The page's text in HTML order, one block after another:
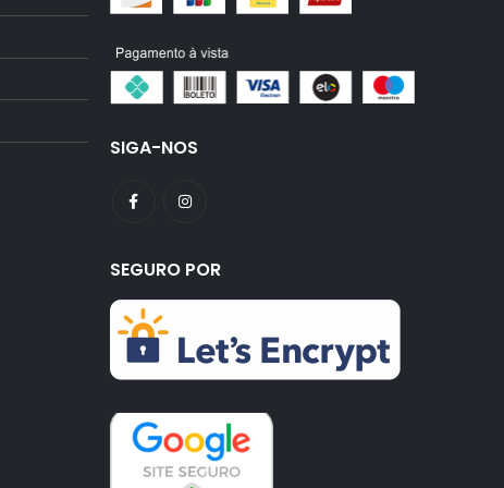
SIGA-NOS
SEGURO POR